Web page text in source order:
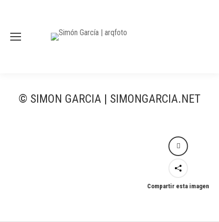
© SIMON GARCIA | SIMONGARCIA.NET
Compartir esta imagen